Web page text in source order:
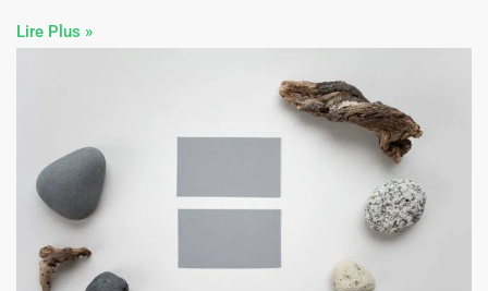
Lire Plus »